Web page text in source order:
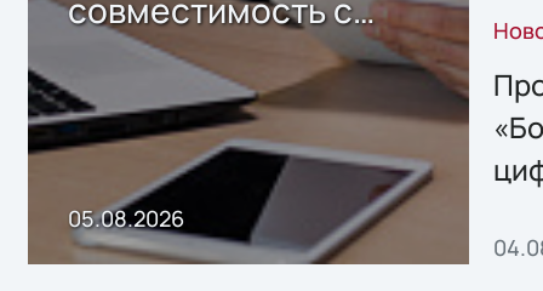
совместимость с
решением Sharx
Storage 2.x для
хранения данных
05.08.2026